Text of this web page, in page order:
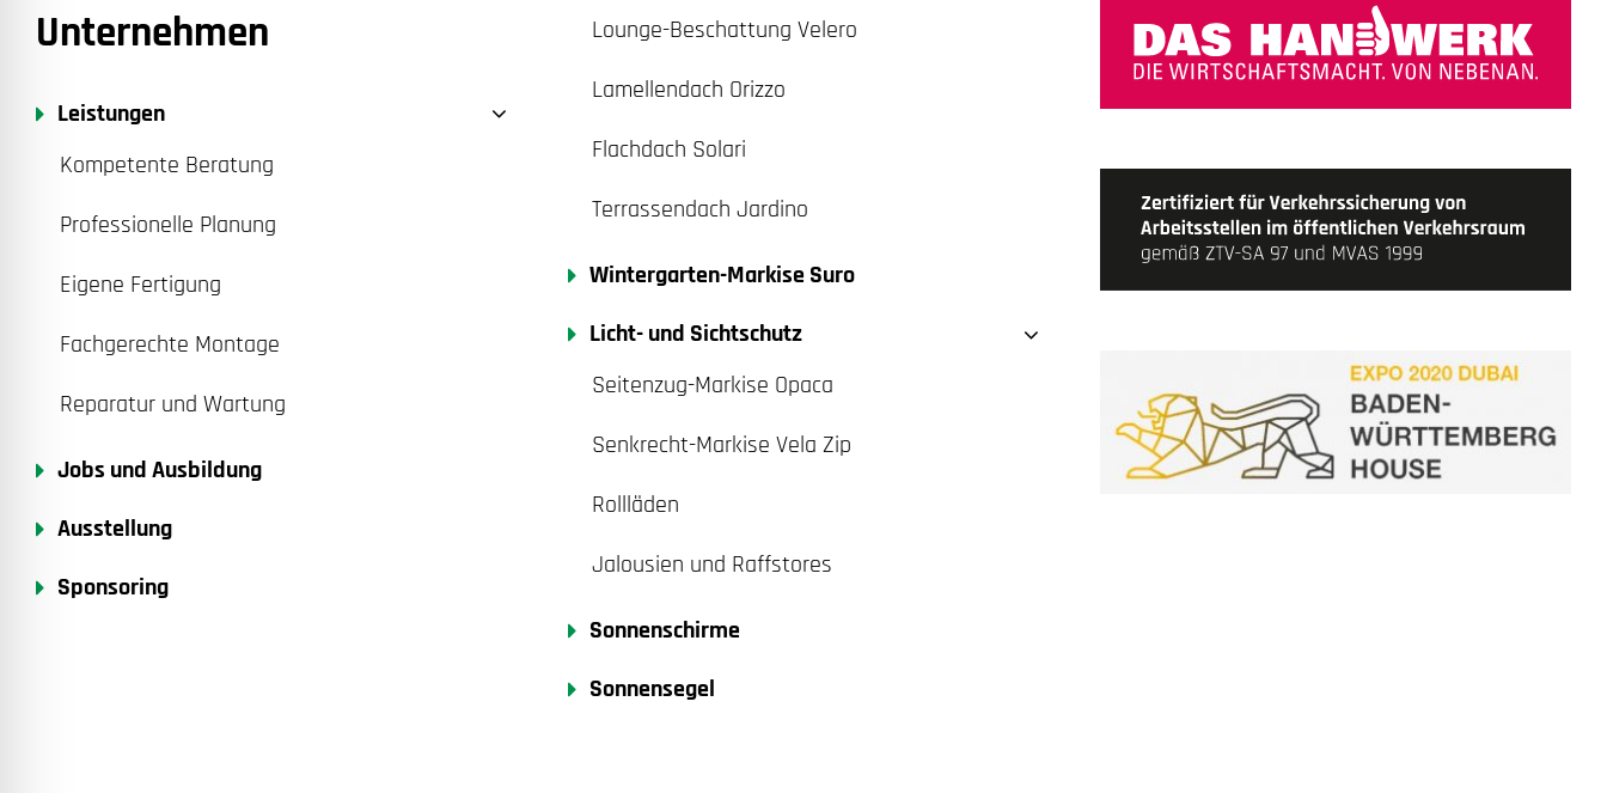
Unternehmen
Leistungen
Kompetente Beratung
Professionelle Planung
Eigene Fertigung
Fachgerechte Montage
Reparatur und Wartung
Jobs und Ausbildung
Ausstellung
Sponsoring
Lounge-Beschattung Velero
Lamellendach Orizzo
Flachdach Solari
Terrassendach Jardino
Wintergarten-Markise Suro
Licht- und Sichtschutz
Seitenzug-Markise Opaca
Senkrecht-Markise Vela Zip
Rollläden
Jalousien und Raffstores
Sonnenschirme
Sonnensegel